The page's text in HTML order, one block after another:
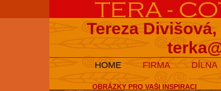
Tereza
HOME FIRMA DÍLNA
OBRÁZKY PRO VAŠI INSPIRACI